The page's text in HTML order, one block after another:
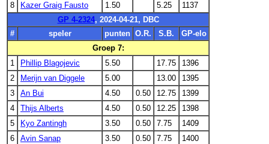
8
Kazer Graig Fausto 1.50 5.25
1137
GP 4-2324, 2024-04-21, DBC
#
speler punten O.R. S.B.
GP-elo
Groep 7:
1
Phillip Blagojevic 5.50 17.75
1396
2
Merijn van Diggele 5.00 13.00
1395
3
An Bui 4.50 0.50 12.75
1399
4
Thijs Alberts 4.50 0.50 12.25
1398
5
Kyo Zantingh 3.50 0.50 7.75
1409
6
Avin Sanap 3.50 0.50 7.75
1400